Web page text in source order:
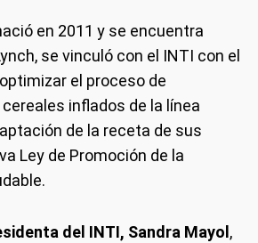
en 2011 y se encuentra
se vinculó con el INTI con el
el proceso de
inflados de la línea
de la receta de sus
Ley de Promoción de la
del INTI, Sandra Mayol ,